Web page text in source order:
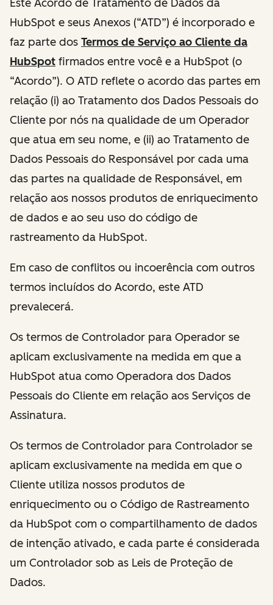
Este Acordo de Tratamento de Dados da
HubSpot e seus Anexos (“ATD”) é incorporado e
faz parte dos Termos de Serviço ao Cliente da
HubSpot firmados entre você e a HubSpot (o
“Acordo”). O ATD reflete o acordo das partes em
relação (i) ao Tratamento dos Dados Pessoais do
Cliente por nós na qualidade de um Operador
que atua em seu nome, e (ii) ao Tratamento de
Dados Pessoais do Responsável por cada uma
das partes na qualidade de Responsável, em
relação aos nossos produtos de enriquecimento
de dados e ao seu uso do código de
rastreamento da HubSpot.
Em caso de conflitos ou incoerência com outros
termos incluídos do Acordo, este ATD
prevalecerá.
Os termos de Controlador para Operador se
aplicam exclusivamente na medida em que a
HubSpot atua como Operadora dos Dados
Pessoais do Cliente em relação aos Serviços de
Assinatura.
Os termos de Controlador para Controlador se
aplicam exclusivamente na medida em que o
Cliente utiliza nossos produtos de
enriquecimento ou o Código de Rastreamento
da HubSpot com o compartilhamento de dados
de intenção ativado, e cada parte é considerada
um Controlador sob as Leis de Proteção de
Dados.